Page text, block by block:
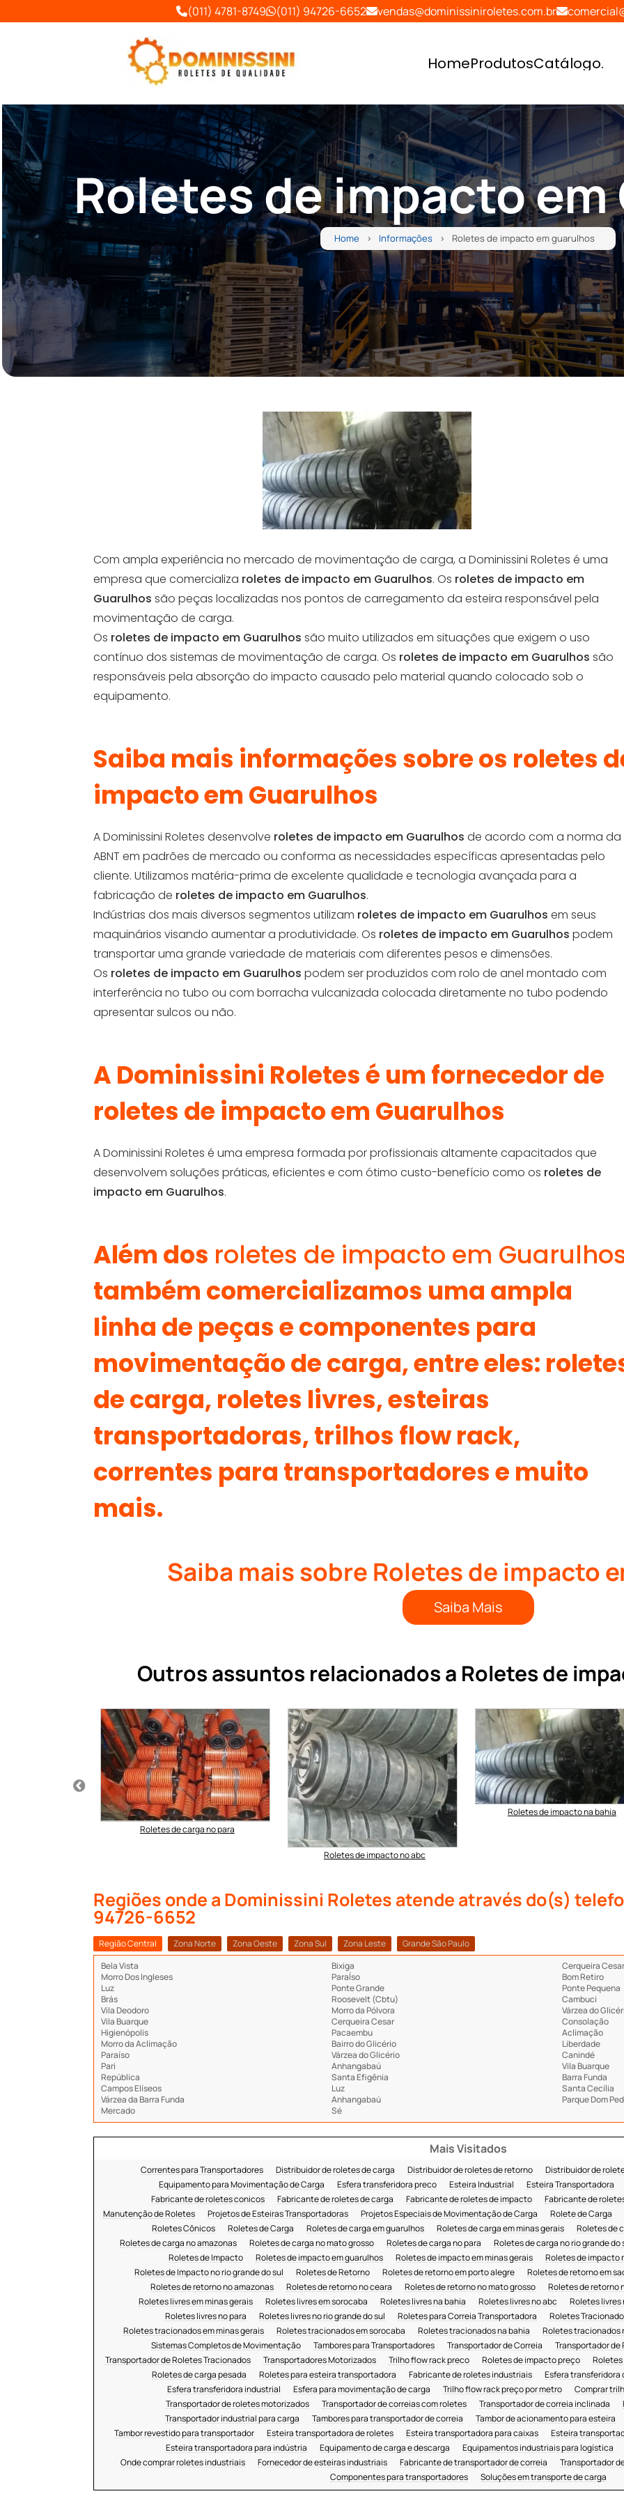
(011) 4781-8749 (011) 94726-6652 vendas@dominissiniroletes.com.br
HomeProdutosCatálogo.
Roletes de impacto
Home Informações Roletes de impacto em guarulhos
Com ampla experiência no mercado de movimentação de carga, a Dominissini Roletes é uma
empresa que comercializa roletes de impacto em Guarulhos. Os roletes de impacto em
Guarulhos são peças localizadas nos pontos de carregamento da esteira responsável pela
movimentação de carga.
Os roletes de impacto em Guarulhos são muito utilizados em situações que exigem o uso
contínuo dos sistemas de movimentação de carga. Os roletes de impacto em Guarulhos são
responsáveis pela absorção do impacto causado pelo material quando colocado sob o
equipamento.
Saiba mais informações sobre os roletes
impacto em Guarulhos
A Dominissini Roletes desenvolve roletes de impacto em Guarulhos de acordo com a norma da
ABNT em padrões de mercado ou conforma as necessidades específicas apresentadas pelo
cliente. Utilizamos matéria-prima de excelente qualidade e tecnologia avançada para a
fabricação de roletes de impacto em Guarulhos.
Indústrias dos mais diversos segmentos utilizam roletes de impacto em Guarulhos em seus
maquinários visando aumentar a produtividade. Os roletes de impacto em Guarulhos podem
transportar uma grande variedade de materiais com diferentes pesos e dimensões.
Os roletes de impacto em Guarulhos podem ser produzidos com rolo de anel montado com
interferência no tubo ou com borracha vulcanizada colocada diretamente no tubo podendo
apresentar sulcos ou não.
A Dominissini Roletes é um fornecedor de
roletes de impacto em Guarulhos
A Dominissini Roletes é uma empresa formada por profissionais altamente capacitados que
desenvolvem soluções práticas, eficientes e com ótimo custo-benefício como os roletes de
impacto em Guarulhos.
Além dos roletes de impacto em
também comercializamos uma ampla
linha de peças e componentes para
movimentação de carga, entre eles:
de carga, roletes livres, esteiras
transportadoras, trilhos flow rack,
correntes para transportadores e muito
mais.
Saiba mais sobre Roletes de impacto
Saiba Mais
Outros assuntos relacionados a Roletes de
Roletes de carga no para
Roletes de impacto no abc
Roletes de impacto na bahia
Regiões onde a Dominissini Roletes atende através do(s)
94726-6652
Região Central Zona Norte Zona Oeste Zona Sul Zona Leste
Grande São Paulo
Bela Vista
Bixiga
Cerqueira Cesar
Morro Dos Ingleses
ParaÍso
Bom Retiro
Luz
Ponte Grande
Ponte Pequena
Brás
Roosevelt (Cbtu)
Cambuci
Vila Deodoro
Morro da Pólvora
Várzea do
Vila Buarque
Cerqueira Cesar
Consolação
Higienópolis
Pacaembu
Aclimação
Morro da Aclimação
Bairro do Glicério
Liberdade
Paraíso
Várzea do Glicério
Canindé
Pari
Anhangabaú
Vila Buarque
República
Santa Efigênia
Barra Funda
Campos Elíseos
Luz
Santa Cecília
Várzea da Barra Funda
Anhangabaú
Parque Dom
Mercado
Sé
Mais Visitados
Correntes para Transportadores Distribuidor de roletes de carga Distribuidor de roletes de retorno Distribuidor de
Equipamento para Movimentação de Carga
Esfera transferidora preco Esteira Industrial Esteira Transportadora
Fabricante de roletes conicos
Fabricante de roletes de carga Fabricante de roletes de impacto Fabricante de
Manutenção de Roletes
Projetos de Esteiras Transportadoras Projetos Especiais de Movimentação de Carga Rolete de Carga
Roletes Cônicos
Roletes de Carga Roletes de carga em guarulhos Roletes de carga em minas gerais Roletes de
Roletes de carga no amazonas
Roletes de carga no mato grosso Roletes de carga no para Roletes de carga no rio grande do
Roletes de Impacto
Roletes de impacto em guarulhos Roletes de impacto em minas gerais Roletes de impacto
Roletes de Impacto no rio grande do sul
Roletes de Retorno Roletes de retorno em porto alegre Roletes de retorno em
Roletes de retorno no amazonas
Roletes de retorno no ceara Roletes de retorno no mato grosso Roletes de retorno
Roletes livres em minas gerais
Roletes livres em sorocaba Roletes livres na bahia Roletes livres no abc Roletes livres
Roletes livres no para
Roletes livres no rio grande do sul Roletes para Correia Transportadora Roletes
Roletes tracionados em minas gerais
Roletes tracionados em sorocaba Roletes tracionados na bahia Roletes tracionados
Sistemas Completos de Movimentação
Tambores para Transportadores Transportador de Correia Transportador de
Transportador de Roletes Tracionados
Transportadores Motorizados Trilho flow rack preco Roletes de impacto preço
Roletes de carga pesada
Roletes para esteira transportadora Fabricante de roletes industriais Esfera transferidora
Esfera transferidora industrial
Esfera para movimentação de carga Trilho flow rack preço por metro Comprar
Transportador de roletes motorizados
Transportador de correias com roletes Transportador de correia inclinada
Transportador industrial para carga
Tambores para transportador de correia Tambor de acionamento para esteira
Tambor revestido para transportador
Esteira transportadora de roletes Esteira transportadora para caixas Esteira
Esteira transportadora para indústria
Equipamento de carga e descarga Equipamentos industriais para logística
Onde comprar roletes industriais
Fornecedor de esteiras industriais Fabricante de transportador de correia Transportador
Componentes para transportadores
Soluções em transporte de carga